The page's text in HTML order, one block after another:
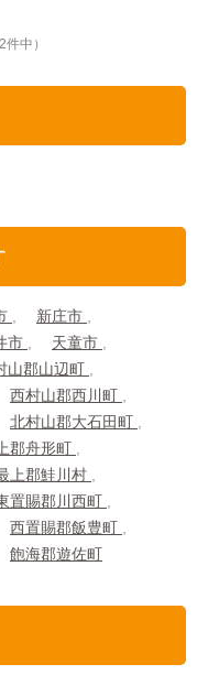
件中）
新庄市
市
天童市
山郡山辺町
西村山郡西川町
北村山郡大石田町
郡舟形町
上郡鮭川村
置賜郡川西町
西置賜郡飯豊町
飽海郡遊佐町